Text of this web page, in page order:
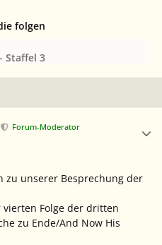
folgen
Staffel 3
Forum-Moderator
zu unserer Besprechung der
vierten Folge der dritten
zu Ende/And Now His